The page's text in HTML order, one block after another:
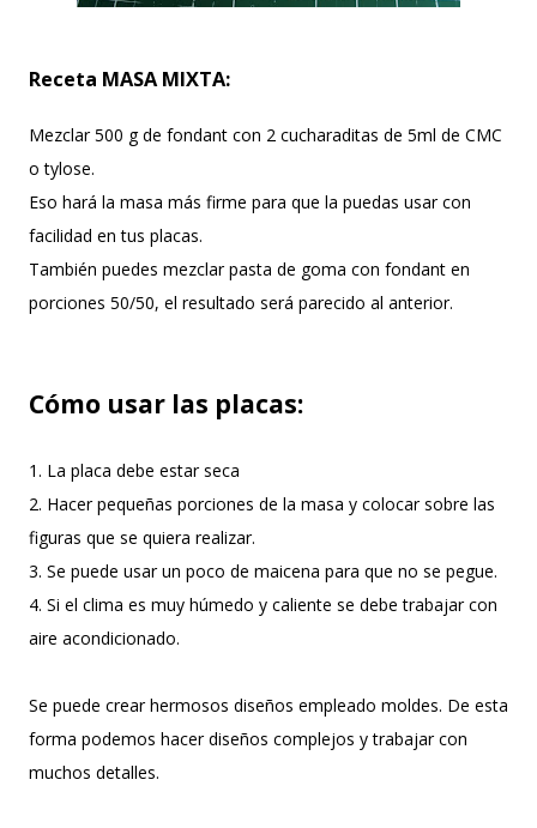
Receta MASA MIXTA:
Mezclar 500 g de fondant con 2 cucharaditas de 5ml de CMC
o tylose.
Eso hará la masa más firme para que la puedas usar con
facilidad en tus placas.
También puedes mezclar pasta de goma con fondant en
porciones 50/50, el resultado será parecido al anterior.
Cómo usar las placas:
1. La placa debe estar seca
2. Hacer pequeñas porciones de la masa y colocar sobre las
figuras que se quiera realizar.
3. Se puede usar un poco de maicena para que no se pegue.
4. Si el clima es muy húmedo y caliente se debe trabajar con
aire acondicionado.
Se puede crear hermosos diseños empleado moldes. De esta
forma podemos hacer diseños complejos y trabajar con
muchos detalles.